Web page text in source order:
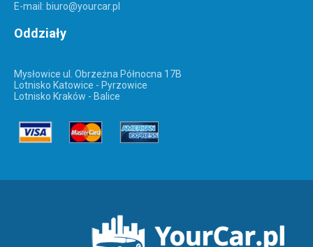
E-mail: biuro@yourcar.pl
Oddziały
Mysłowice ul. Obrzeżna Północna 17B
Lotnisko Katowice - Pyrzowice
Lotnisko Kraków - Balice